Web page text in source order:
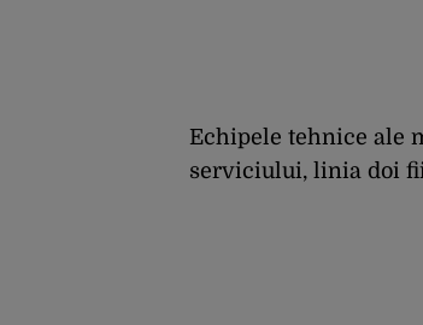
Echipele tehnice ale
serviciului, linia doi